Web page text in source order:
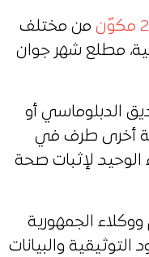
من مختلف
مطلع شهر جوان
شرط التصديق الدبلوماسي أو
أخرى طرف في
الوحيد لإثبات صحة
الجمهورية
والبيانات